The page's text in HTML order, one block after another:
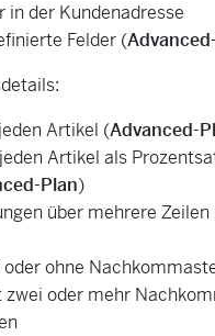
in der Kundenadresse
Felder (
Artikel (Advanced-
Artikel als
Plan)
über mehrere Zeilen
ohne
oder mehr